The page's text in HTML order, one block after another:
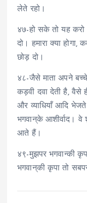
लेते रहो।
४७-हो सके तो यह
दो। हमारा क्या होगा,
छोड़ दो।
४८-जैसे माता अपने
कड़वी दवा देती है, वैसे
और व्याधियाँ आदि
भगवान्‌के आशीर्वाद। वे
आते हैं।
४९-मुझपर भगवान्की
भगवान्‌की कृपा तो